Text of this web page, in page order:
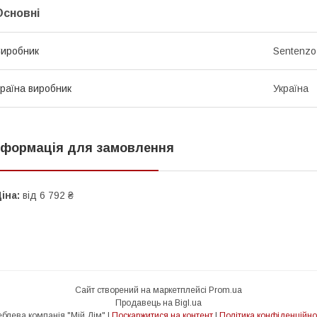
Sentenzo
виробник Україна
для замовлення
від 6 792 ₴
Сайт створений на маркетплейсі Prom.ua
Продавець на Bigl.ua